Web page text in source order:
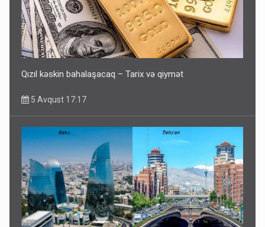
Qızıl kəskin bahalaşacaq – Tarix və qiymət
5 Avqust 17:17